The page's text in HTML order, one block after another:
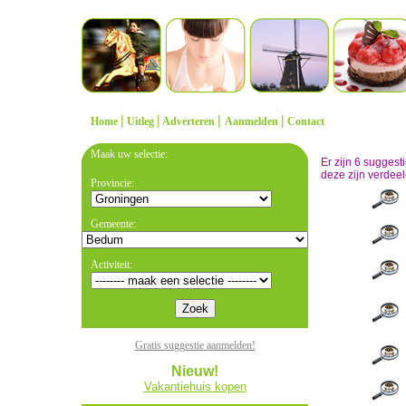
Home | Uitleg | Adverteren | Aanmelden | Contact
Maak uw selectie:
Provincie:
Gemeente:
Activiteit:
Gratis suggestie aanmelden!
Nieuw!
Vakantiehuis kopen
Er zijn 6
deze zijn